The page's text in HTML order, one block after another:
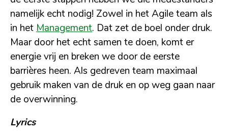
namelijk echt nodig! Zowel in het Agile team als
in het Management. Dat zet de boel onder druk.
Maar door het echt samen te doen, komt er
energie vrij en breken we door de eerste
barrières heen. Als gedreven team maximaal
gebruik maken van de druk en op weg gaan naar
de overwinning.
Lyrics